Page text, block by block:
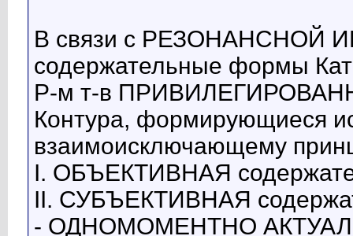
В связи с РЕЗОНАНСНОЙ
содержательные формы
Р-м т-в
Контура, формирующиеся
взаимоисключающему
I. ОБЪЕКТИВНАЯ
II. СУБЪЕКТИВНАЯ
- ОДНОМОМЕНТНО